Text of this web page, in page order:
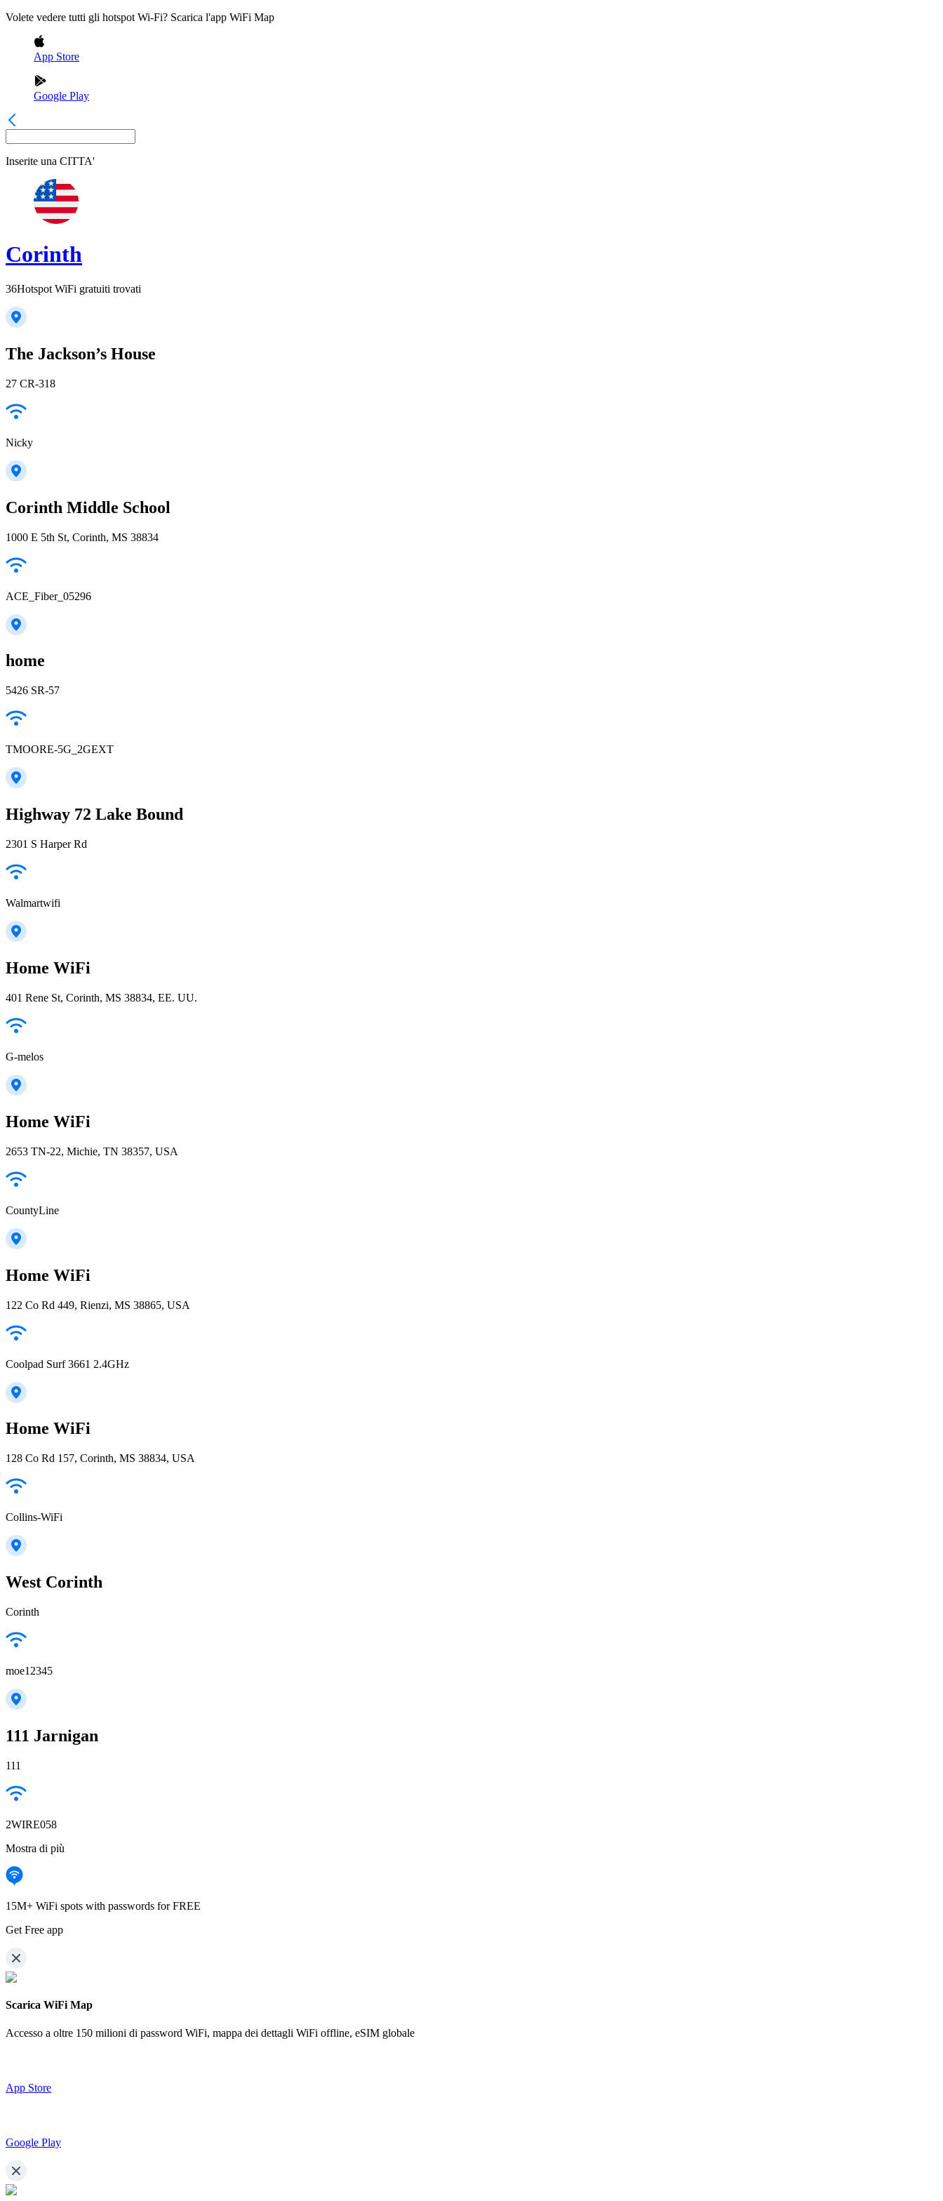
Volete vedere tutti gli hotspot Wi-Fi? Scarica l'app WiFi Map
App Store
Google Play
Inserite una CITTA'
Corinth
36Hotspot WiFi gratuiti trovati
The Jackson’s House
27 CR-318
Nicky
Corinth Middle School
1000 E 5th St, Corinth, MS 38834
ACE_Fiber_05296
home
5426 SR-57
TMOORE-5G_2GEXT
Highway 72 Lake Bound
2301 S Harper Rd
Walmartwifi
Home WiFi
401 Rene St, Corinth, MS 38834, EE. UU.
G-melos
Home WiFi
2653 TN-22, Michie, TN 38357, USA
CountyLine
Home WiFi
122 Co Rd 449, Rienzi, MS 38865, USA
Coolpad Surf 3661 2.4GHz
Home WiFi
128 Co Rd 157, Corinth, MS 38834, USA
Collins-WiFi
West Corinth
Corinth
moe12345
111 Jarnigan
111
2WIRE058
Mostra di più
15M+ WiFi spots with passwords for FREE
Get Free app
Scarica WiFi Map
Accesso a oltre 150 milioni di password WiFi, mappa dei dettagli WiFi offline, eSIM globale
App Store
Google Play